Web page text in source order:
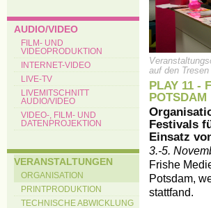
AUDIO/VIDEO
FILM- UND
VIDEOPRODUKTION
INTERNET-VIDEO
LIVE-TV
LIVEMITSCHNITT
AUDIO/VIDEO
VIDEO-, FILM- UND
DATENPROJEKTION
VERANSTALTUNGEN
ORGANISATION
PRINTPRODUKTION
TECHNISCHE ABWICKLUNG
auf den Tresen
PLAY 11 -
POTSDAM
Festivals
Einsatz
3.-5.
Frishe
Potsdam,
stattfand.